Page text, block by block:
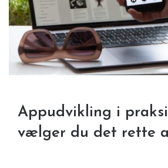
Appudvikling i
vælger du det rette